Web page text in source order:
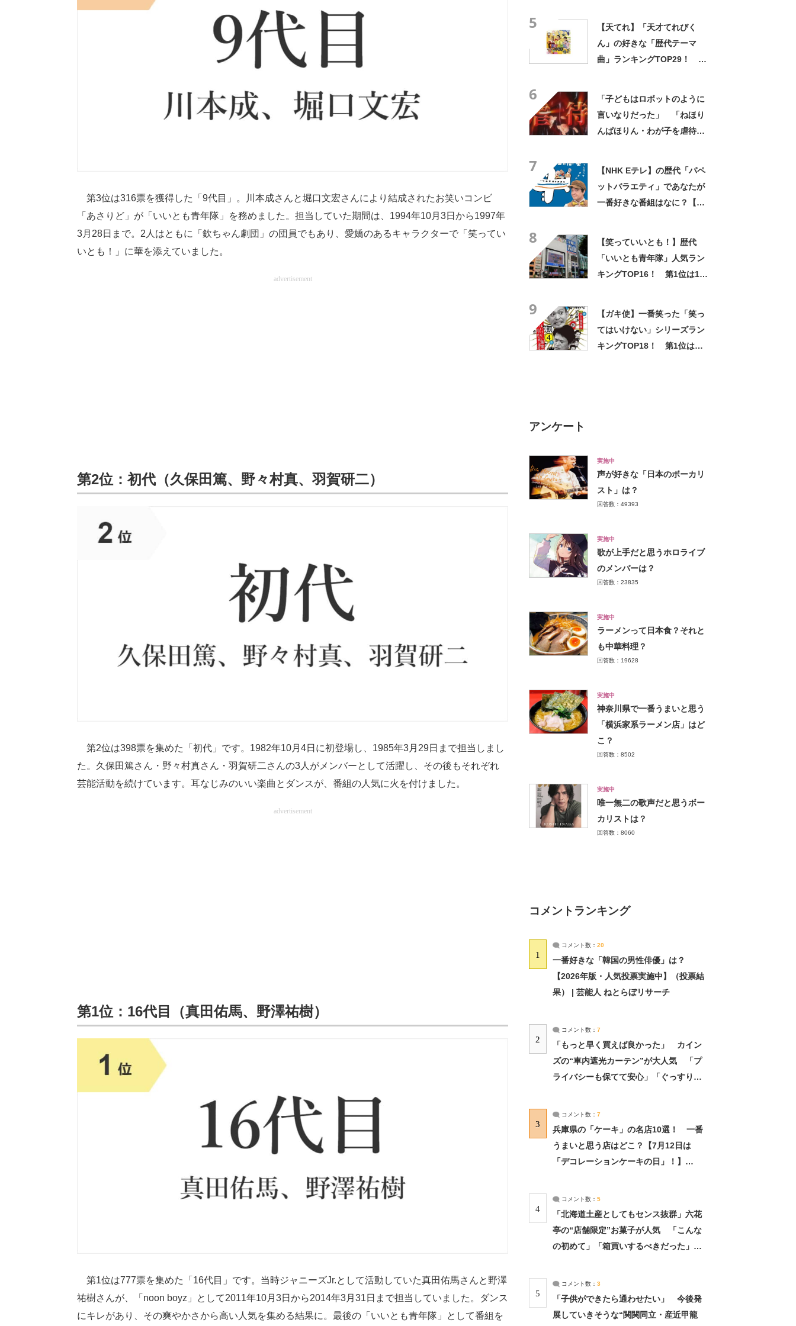
第3位は316票を獲得した「9代目」。川本成さんと堀口文宏さんにより結成されたお笑いコンビ
「あさりど」が「いいとも青年隊」を務めました。担当していた期間は、1994年10月3日から1997年
3月28日まで。2人はともに「欽ちゃん劇団」の団員でもあり、愛嬌のあるキャラクターで「笑ってい
いとも！」に華を添えていました。
advertisement
第2位：初代（久保田篤、野々村真、羽賀研二）
第2位は398票を集めた「初代」です。1982年10月4日に初登場し、1985年3月29日まで担当しまし
た。久保田篤さん・野々村真さん・羽賀研二さんの3人がメンバーとして活躍し、その後もそれぞれ
芸能活動を続けています。耳なじみのいい楽曲とダンスが、番組の人気に火を付けました。
advertisement
第1位：16代目（真田佑馬、野澤祐樹）
第1位は777票を集めた「16代目」です。当時ジャニーズJr.として活動していた真田佑馬さんと野澤
祐樹さんが、「noon boyz」として2011年10月3日から2014年3月31日まで担当していました。ダンス
にキレがあり、その爽やかさから高い人気を集める結果に。最後の「いいとも青年隊」として番組を
5
【天てれ】「天才てれびく
ん」の好きな「歴代テーマ
曲」ランキングTOP29！ 第
6
「子どもはロボットのように
言いなりだった」 「ねほり
んぱほりん・わが子を虐待し
7
【NHK Eテレ】の歴代「パペ
ットバラエティ」であなたが
一番好きな番組はなに？【人
8
【笑っていいとも！】歴代
「いいとも青年隊」人気ラン
キングTOP16！ 第1位は16
9
【ガキ使】一番笑った「笑っ
てはいけない」シリーズラン
キングTOP18！ 第1位は
アンケート
実施中
声が好きな「日本のボーカリ
スト」は？
回答数：49393
実施中
歌が上手だと思うホロライブ
のメンバーは？
回答数：23835
実施中
ラーメンって日本食？それと
も中華料理？
回答数：19628
実施中
神奈川県で一番うまいと思う
「横浜家系ラーメン店」はど
こ？
回答数：8502
実施中
唯一無二の歌声だと思うボー
カリストは？
回答数：8060
コメントランキング
1
コメント数： 20
一番好きな「韓国の男性俳優」は？
【2026年版・人気投票実施中】（投票結
果） | 芸能人 ねとらぼリサーチ
2
コメント数： 7
「もっと早く買えば良かった」 カイン
ズの“車内遮光カーテン”が大人気 「プ
ライバシーも保てて安心」「ぐっすり眠
3
コメント数： 7
兵庫県の「ケーキ」の名店10選！ 一番
うまいと思う店はどこ？【7月12日は
「デコレーションケーキの日」！】
4
コメント数： 5
「北海道土産としてもセンス抜群」六花
亭の“店舗限定”お菓子が人気 「こんな
の初めて」「箱買いするべきだった」
5
コメント数： 3
「子供ができたら通わせたい」 今後発
展していきそうな“関関同立・産近甲龍